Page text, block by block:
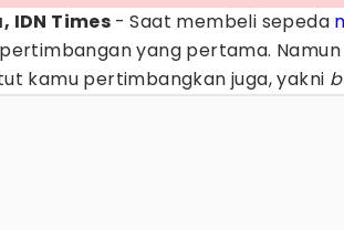
IDN Times - Saat membeli sepeda
yang pertama.
kamu pertimbangkan juga, yakni